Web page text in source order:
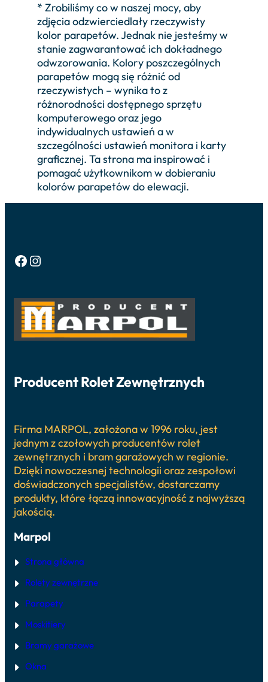
* Zrobiliśmy co w naszej mocy, aby
zdjęcia odzwierciedlały rzeczywisty
kolor parapetów. Jednak nie jesteśmy w
stanie zagwarantować ich dokładnego
odwzorowania. Kolory poszczególnych
parapetów mogą się różnić od
rzeczywistych – wynika to z
różnorodności dostępnego sprzętu
komputerowego oraz jego
indywidualnych ustawień a w
szczególności ustawień monitora i karty
graficznej. Ta strona ma inspirować i
pomagać użytkownikom w dobieraniu
kolorów parapetów do elewacji.
Facebook
Instagram
Producent Rolet Zewnętrznych
Firma MARPOL, założona w 1996 roku, jest
jednym z czołowych producentów rolet
zewnętrznych i bram garażowych w regionie.
Dzięki nowoczesnej technologii oraz zespołowi
doświadczonych specjalistów, dostarczamy
produkty, które łączą innowacyjność z najwyższą
jakością.
Marpol
Strona główna
Rolety zewnętrzne
Parapety
Moskitiery
Bramy garażowe
Okna